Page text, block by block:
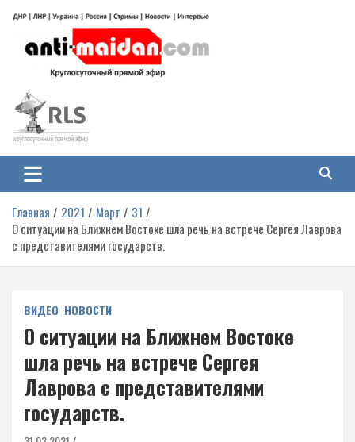
содержимому
Антимайдан: Гражданская война
на Украине
гражданской войне на Украине, включая события в Новороссии, ДНР,
ЛНР и других регионах.
Главная 2021 Март
31
О ситуации на Ближнем Востоке шла речь на встрече Сергея Лаврова
с представителями государств.
ВИДЕО НОВОСТИ
О ситуации на Ближнем Востоке
шла речь на встрече Сергея
Лаврова с представителями
государств.